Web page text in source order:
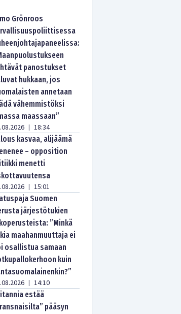
Grönroos
panostukset
hukkaan, jos
annetaan
vähemmistöksi
maassaan”
| 18:34
kasvaa, alijäämä
– opposition
menetti
| 15:01
Suomen
järjestötukien
”Minkä
maahanmuuttaja ei
osallistua samaan
kuin
| 14:10
estää
pääsyn